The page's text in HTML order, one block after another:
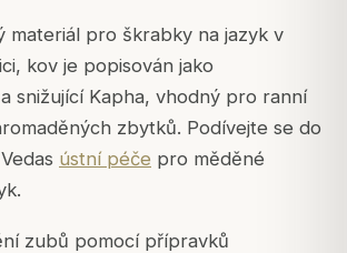
materiál pro škrabky na jazyk v
kov je popisován jako
snižující Kapha, vhodný pro ranní
zbytků. Podívejte se do
ústní péče pro měděné
zubů pomocí přípravků